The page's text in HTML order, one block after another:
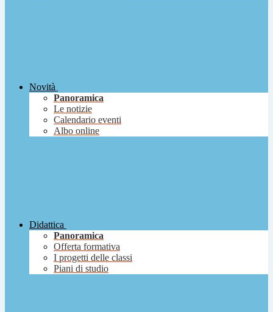
Novità
Panoramica
Le notizie
Calendario eventi
Albo online
Didattica
Panoramica
Offerta formativa
I progetti delle classi
Piani di studio